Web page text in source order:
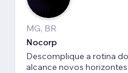
MG, BR
Nocorp
Descomplique a rotina
alcance novos horizontes.